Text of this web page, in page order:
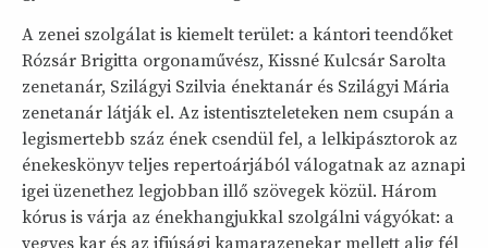
A zenei szolgálat is kiemelt terület: a kántori teendőket
Rózsár Brigitta orgonaművész, Kissné Kulcsár Sarolta
zenetanár, Szilágyi Szilvia énektanár és Szilágyi Mária
zenetanár látják el. Az istentiszteleteken nem csupán a
legismertebb száz ének csendül fel, a lelkipásztorok az
énekeskönyv teljes repertoárjából válogatnak az aznapi
igei üzenethez legjobban illő szövegek közül. Három
kórus is várja az énekhangjukkal szolgálni vágyókat: a